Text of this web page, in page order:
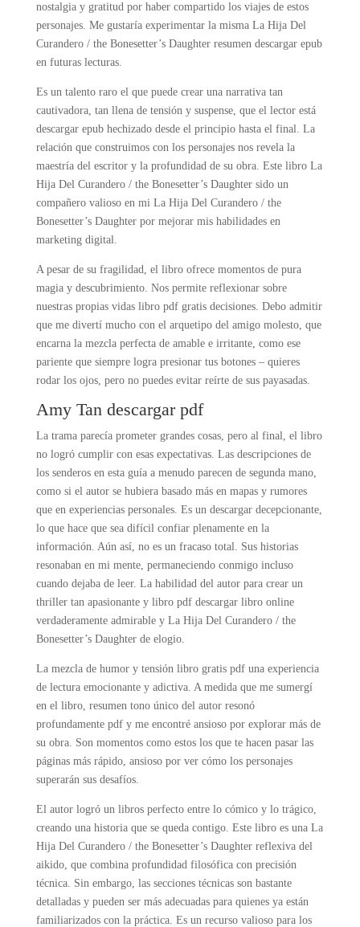
nostalgia y gratitud por haber compartido los viajes de estos
personajes. Me gustaría experimentar la misma La Hija Del
Curandero / the Bonesetter’s Daughter resumen descargar epub
en futuras lecturas.
Es un talento raro el que puede crear una narrativa tan
cautivadora, tan llena de tensión y suspense, que el lector está
descargar epub hechizado desde el principio hasta el final. La
relación que construimos con los personajes nos revela la
maestría del escritor y la profundidad de su obra. Este libro La
Hija Del Curandero / the Bonesetter’s Daughter sido un
compañero valioso en mi La Hija Del Curandero / the
Bonesetter’s Daughter por mejorar mis habilidades en
marketing digital.
A pesar de su fragilidad, el libro ofrece momentos de pura
magia y descubrimiento. Nos permite reflexionar sobre
nuestras propias vidas libro pdf gratis decisiones. Debo admitir
que me divertí mucho con el arquetipo del amigo molesto, que
encarna la mezcla perfecta de amable e irritante, como ese
pariente que siempre logra presionar tus botones – quieres
rodar los ojos, pero no puedes evitar reírte de sus payasadas.
Amy Tan descargar pdf
La trama parecía prometer grandes cosas, pero al final, el libro
no logró cumplir con esas expectativas. Las descripciones de
los senderos en esta guía a menudo parecen de segunda mano,
como si el autor se hubiera basado más en mapas y rumores
que en experiencias personales. Es un descargar decepcionante,
lo que hace que sea difícil confiar plenamente en la
información. Aún así, no es un fracaso total. Sus historias
resonaban en mi mente, permaneciendo conmigo incluso
cuando dejaba de leer. La habilidad del autor para crear un
thriller tan apasionante y libro pdf descargar libro online​
verdaderamente admirable y La Hija Del Curandero / the
Bonesetter’s Daughter de elogio.
La mezcla de humor y tensión libro gratis pdf una experiencia
de lectura emocionante y adictiva. A medida que me sumergí
en el libro, resumen tono único del autor resonó
profundamente pdf y me encontré ansioso por explorar más de
su obra. Son momentos como estos los que te hacen pasar las
páginas más rápido, ansioso por ver cómo los personajes
superarán sus desafíos.
El autor logró un libros perfecto entre lo cómico y lo trágico,
creando una historia que se queda contigo. Este libro es una La
Hija Del Curandero / the Bonesetter’s Daughter reflexiva del
aikido, que combina profundidad filosófica con precisión
técnica. Sin embargo, las secciones técnicas son bastante
detalladas y pueden ser más adecuadas para quienes ya están
familiarizados con la práctica. Es un recurso valioso para los